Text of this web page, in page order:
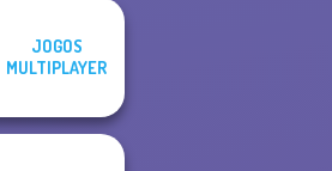
JOGOS
MULTIPLAYER